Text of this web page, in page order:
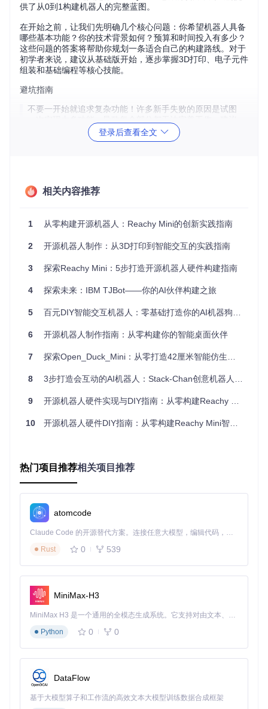
供了从0到1构建机器人的完整蓝图。
在开始之前，让我们先明确几个核心问题：你希望机器人具备
哪些基本功能？你的技术背景如何？预算和时间投入有多少？
这些问题的答案将帮助你规划一条适合自己的构建路线。对于
初学者来说，建议从基础版开始，逐步掌握3D打印、电子元件
组装和基础编程等核心技能。
避坑指南
不要一开始就追求复杂功能！许多新手失败的原因是试图
先完成最小可行版本，然后逐步迭代升级。
计，主要包括基础支撑框架、运动执行部件和外观功能组件。
块、传感器和通信组件。Reachy Mini使用了标准化的电子元
如果你找不到项目推荐的特定型号电机，可以选择参数相近的
其他品牌，只要确保尺寸和接口兼容即可。
控制软件则是机器人的"大脑"，负责协调各个部件的工作。Re
achy Mini提供了基于Python的SDK，即使你不是编程专家，
也能通过简单的代码实现基本的机器人控制功能。
你是否好奇那些复杂的机器人部件是如何从电脑屏幕上的设计
图变成手中的实物？3D打印技术正是实现这一转变的关键。R
eachy Mini的所有机械部件都提供了STL格式的设计文件，你
可以直接使用这些文件进行打印，或者根据自己的需求进行修
改。
0.1mm的层高；而结构部件则可以适当增加填充密度以提高强
度。ABS和PLA是最常用的打印材料，前者强度更高但容易变
形，后者打印难度低但强度稍逊。
开源组件替代清单
打印材料：可使用PETG替代ABS，具有更好的韧性和打印
稳定性
电机：MG90S舵机可替代项目推荐的型号，价格更亲民
想象一下，当你发出"向左转"的指令时，机器人是如何精确执
行这个动作的？这背后是一套复杂的控制逻辑在工作。Reach
y Mini采用了分层控制架构：底层直接控制电机的位置和速
度，中层负责运动学计算，将你的指令转换为具体的电机动
了三种不同的解决方案：基于神经网络的快速计算、考虑物理
因素的精确模拟，以及传统接受的PID控制。例如，在机器人
关节的控制上，需要通过PID算法来确保运动的平滑和稳定。
登录后查看全文
相关内容推荐
1 从零构建开源机器人：Reachy Mini的创新实践指南
2 开源机器人制作：从3D打印到智能交互的实践指南
3 探索Reachy Mini：5步打造开源机器人硬件构建指南
4 探索未来：IBM TJBot——你的AI伙伴构建之旅
5 百元DIY智能交互机器人：零基础打造你的AI机器狗解决方案
6 开源机器人制作指南：从零构建你的智能桌面伙伴
7 探索Open_Duck_Mini：从零打造42厘米智能仿生机器人的实战指南
8 3步打造会互动的AI机器人：Stack-Chan创意机器人开发指南
9 开源机器人硬件实现与DIY指南：从零构建Reachy Mini智能伙伴
10 开源机器人硬件DIY指南：从零构建Reachy Mini智能伙伴
热门项目推荐相关项目推荐
atomcode
Claude Code 的开源替代方案。连接任意大模型，编辑代码，运行命令，自动验证 — 全自动执行。用 Rust 构建，极致性能。 ｜ An open-source alternative to Claude Code. Connect any LLM, edit code, run commands, and verify changes — autonomously. Built in Rust for speed. Get Started
Rust
0 539
MiniMax-H3
MiniMax H3 是一个通用的全模态生成系统。它支持对由文本、图像、视频和音频组成的多模态上下文进行统一理解，并能生成分辨率高达 2K、时长可达 15 秒的带原生立体声音频的视频。得益于面向任务泛化的系统设计，H3 在预训练阶段就已具备广泛的多模态上下文理解与生成能力，能够出色地执行复杂的多模态指令。
Python
0 0
DataFlow
基于大模型算子和工作流的高效文本大模型训练数据合成框架